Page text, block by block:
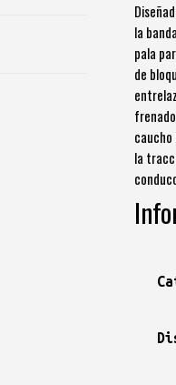
la
pala
de
caucho
la